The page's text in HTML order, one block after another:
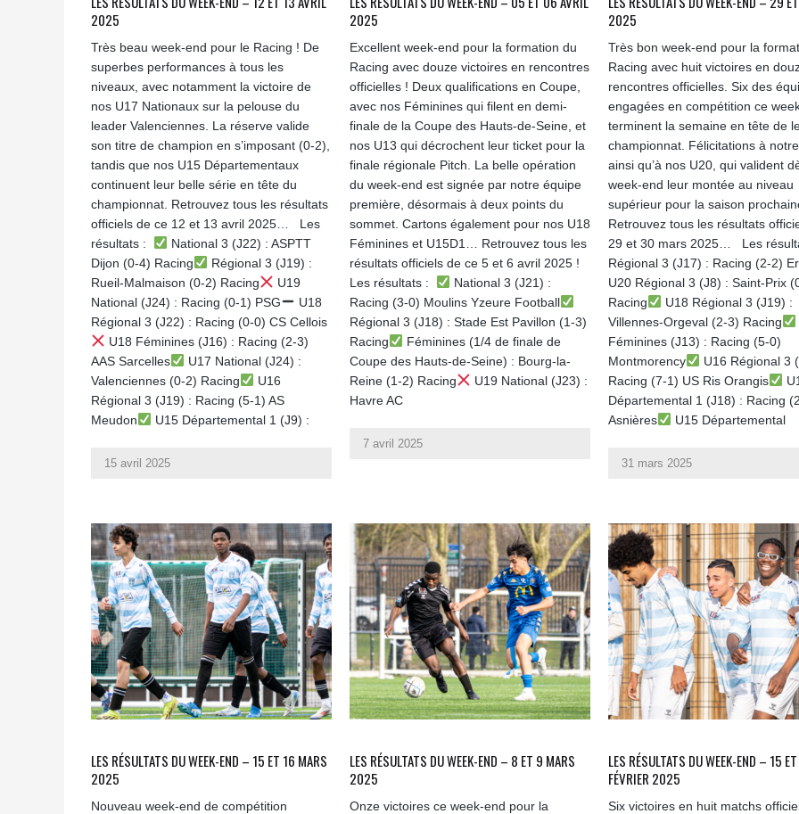
2025
Très beau week-end pour le Racing ! De
superbes performances à tous les
niveaux, avec notamment la victoire de
nos U17 Nationaux sur la pelouse du
leader Valenciennes. La réserve valide
son titre de champion en s’imposant (0-2),
tandis que nos U15 Départementaux
continuent leur belle série en tête du
championnat. Retrouvez tous les résultats
officiels de ce 12 et 13 avril 2025… Les
résultats :
National 3 (J22) : ASPTT
Dijon (0-4) Racing
Régional 3 (J19) :
Rueil-Malmaison (0-2) Racing
U19
National (J24) : Racing (0-1) PSG
U18
Régional 3 (J22) : Racing (0-0) CS Cellois
U18 Féminines (J16) : Racing (2-3)
AAS Sarcelles
U17 National (J24) :
Valenciennes (0-2) Racing
U16
Régional 3 (J19) : Racing (5-1) AS
Meudon
U15 Départemental 1 (J9) :
15 avril 2025
2025
Excellent week-end pour la formation du
Racing avec douze victoires en rencontres
officielles ! Deux qualifications en Coupe,
avec nos Féminines qui filent en demi-
finale de la Coupe des Hauts-de-Seine, et
nos U13 qui décrochent leur ticket pour la
finale régionale Pitch. La belle opération
du week-end est signée par notre équipe
première, désormais à deux points du
sommet. Cartons également pour nos U18
Féminines et U15D1… Retrouvez tous les
résultats officiels de ce 5 et 6 avril 2025 !
Les résultats :
National 3 (J21) :
Racing (3-0) Moulins Yzeure Football
Régional 3 (J18) : Stade Est Pavillon (1-3)
Racing
Féminines (1/4 de finale de
Coupe des Hauts-de-Seine) : Bourg-la-
Reine (1-2) Racing
U19 National (J23) :
Havre AC
7 avril 2025
2025
Très bon week-end pour la
Racing avec huit victoires en
rencontres officielles. Six des
engagées en compétition ce
terminent la semaine en tête de
championnat. Félicitations à
ainsi qu’à nos U20, qui valident
week-end leur montée au niveau
supérieur pour la saison
Retrouvez tous les résultats
29 et 30 mars 2025… Les
Régional 3 (J17) : Racing (2-2)
U20 Régional 3 (J8) : Saint-Prix
Racing
U18 Régional 3 (J19) :
Villennes-Orgeval (2-3) Racing
Féminines (J13) : Racing (5-0)
Montmorency
U16 Régional 3
Racing (7-1) US Ris Orangis
Départemental 1 (J18) : Racing
Asnières
U15 Départemental
31 mars 2025
LES RÉSULTATS DU WEEK-END – 15 ET 16 MARS
2025
Nouveau week-end de compétition
LES RÉSULTATS DU WEEK-END – 8 ET 9 MARS
2025
Onze victoires ce week-end pour la
LES RÉSULTATS DU WEEK-END – 15
FÉVRIER 2025
Six victoires en huit matchs